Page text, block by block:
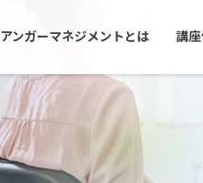
アンガーマネジメントとは 講